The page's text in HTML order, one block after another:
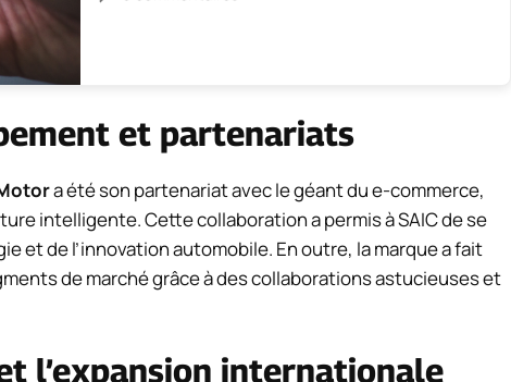
et partenariats
a été son partenariat avec le géant du e-commerce,
intelligente. Cette collaboration a permis à SAIC de se
et de l’innovation automobile. En outre, la marque a fait
de marché grâce à des collaborations astucieuses et
l’expansion internationale